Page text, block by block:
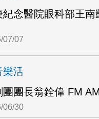
紀念醫院眼科部王南
07/07
樂活
團團長翁銓偉 FM AM
06/30